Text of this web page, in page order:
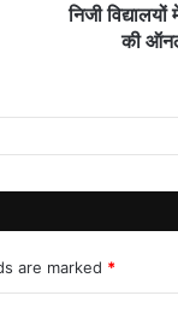
निजी
की
are marked *